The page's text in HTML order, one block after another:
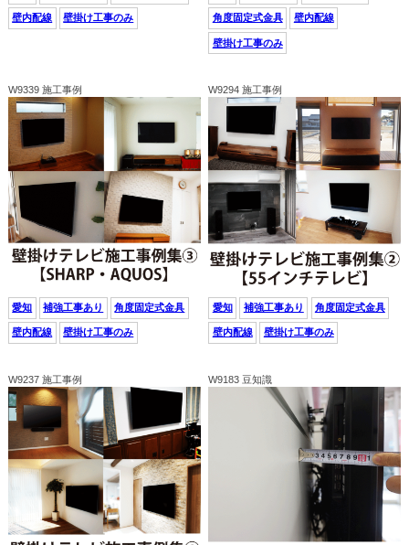
壁内配線 壁掛け工事のみ 角度固定式金具 壁内配線
壁掛け工事のみ
W9339 施工事例
愛知 補強工事あり 角度固定式金具
壁内配線 壁掛け工事のみ
W9294 施工事例
愛知 補強工事あり 角度固定式金具
壁内配線 壁掛け工事のみ
W9237 施工事例 W9183 豆知識